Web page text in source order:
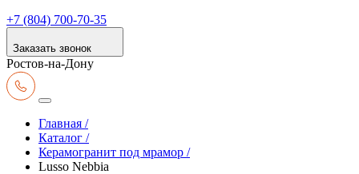
+7 (804) 700-70-35
Заказать звонок
Ростов-на-Дону
Главная /
Каталог /
Керамогранит под мрамор /
Lusso Nebbia